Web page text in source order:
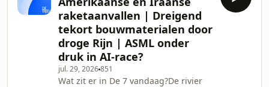
Techreuzen Micosoft en Meta blijven
volop geld pompen in AI. Dat lieten ze
gisteravond weten bij de voorstelling
van hun kwartaalcijfers. Maar zijn de
beleggers daar wel zo blij mee? Onze
experts leggen uit.Verzekeringsfraude
is in opma
raketaanvallen | Dreigend
tekort bouwmaterialen door
droge Rijn | ASML onder
druk in AI-race?
jul. 29, 2026851
Wat zit er in De 7 vandaag?De rivier